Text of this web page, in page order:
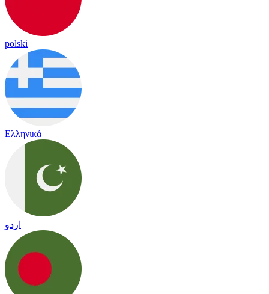
polski
Ελληνικά
اردو